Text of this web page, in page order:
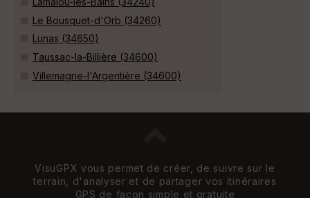
Le Bousquet-d'Orb (34260)
Lunas (34650)
Taussac-la-Billière (34600)
Villemagne-l'Argentière (34600)
VisuGPX vous permet de créer, de suivre sur le
terrain, d'analyser et de partager vos itinéraires
GPS de façon simple et gratuite